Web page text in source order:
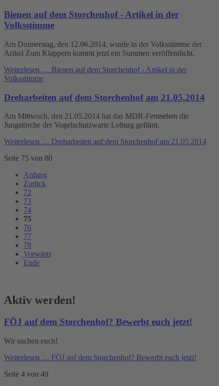
Bienen auf dem Storchenhof - Artikel in der
Volksstimme
Am Donnerstag, den 12.06.2014, wurde in der Volksstimme der
Arikel Zum Klappern kommt jetzt ein Summen veröffentlicht.
Weiterlesen … Bienen auf dem Storchenhof - Artikel in der
Volksstimme
Dreharbeiten auf dem Storchenhof am 21.05.2014
Am Mittwoch, den 21.05.2014 hat das MDR-Fernsehen die
Jungstörche der Vogelschutzwarte Loburg gefilmt.
Weiterlesen … Dreharbeiten auf dem Storchenhof am 21.05.2014
Seite 75 von 80
Anfang
Zurück
72
73
74
75
76
77
78
Vorwärts
Ende
Aktiv werden!
FÖJ auf dem Storchenhof? Bewerbt euch jetzt!
Wir suchen euch!
Weiterlesen … FÖJ auf dem Storchenhof? Bewerbt euch jetzt!
Seite 4 von 49